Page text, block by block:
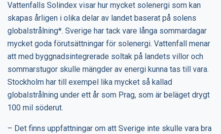
Vattenfalls Solindex visar hur mycket solenergi som kan
skapas årligen i olika delar av landet baserat på solens
globalstrålning*. Sverige har tack vare långa sommardagar
mycket goda förutsättningar för solenergi. Vattenfall menar
att med byggnadsintegrerade soltak på landets villor och
sommarstugor skulle mängder av energi kunna tas till vara.
Stockholm har till exempel lika mycket så kallad
globalstrålning under ett år som Prag, som är beläget drygt
100 mil söderut.
– Det finns uppfattningar om att Sverige inte skulle vara bra